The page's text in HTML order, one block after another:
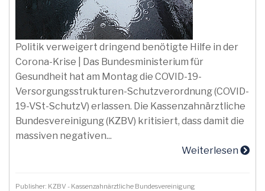
Politik verweigert dringend benötigte Hilfe in der
Corona-Krise | Das Bundesministerium für
Gesundheit hat am Montag die COVID-19-
Versorgungsstrukturen-Schutzverordnung (COVID-
19-VSt-SchutzV) erlassen. Die Kassenzahnärztliche
Bundesvereinigung (KZBV) kritisiert, dass damit die
massiven negativen...
Weiterlesen
Publisher: KZBV - Kassenzahnärztliche Bundesvereinigung